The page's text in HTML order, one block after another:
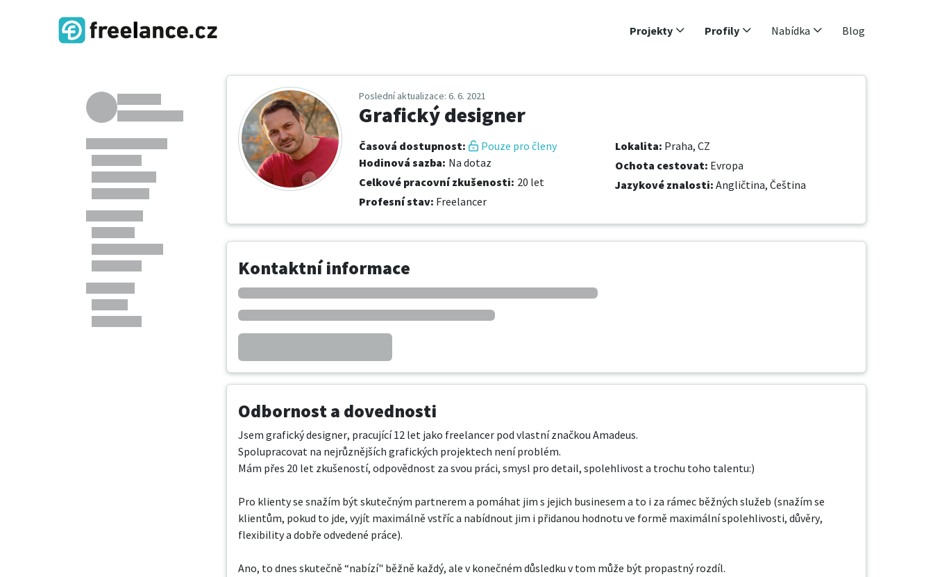
Projekty Profily Nabídka Blog
Poslední aktualizace: 6. 6. 2021
Grafický designer
Časová dostupnost:
Pouze pro členy
Hodinová sazba: Na dotaz
Celkové pracovní zkušenosti: 20 let
Profesní stav: Freelancer
Lokalita: Praha, CZ
Ochota cestovat: Evropa
Jazykové znalosti: Angličtina, Čeština
Kontaktní informace
Odbornost a dovednosti
Jsem grafický designer, pracující 12 let jako freelancer pod vlastní značkou Amadeus.
Spolupracovat na nejrůznějších grafických projektech není problém.
Mám přes 20 let zkušeností, odpovědnost za svou práci, smysl pro detail, spolehlivost a trochu toho talentu:)
Pro klienty se snažím být skutečným partnerem a pomáhat jim s jejich businesem a to i za rámec běžných služeb (snažím se
klientům, pokud to jde, vyjít maximálně vstříc a nabídnout jim i přidanou hodnotu ve formě maximální spolehlivosti, důvěry,
flexibility a dobře odvedené práce).
Ano, to dnes skutečně “nabízí" běžně každý, ale v konečném důsledku v tom může být propastný rozdíl.